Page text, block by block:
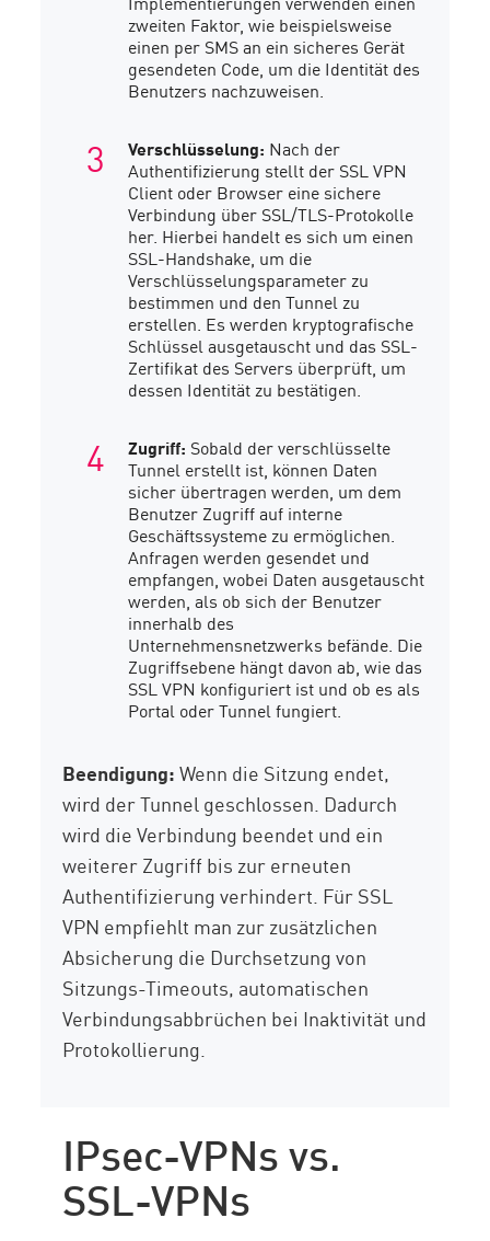
zweiten Faktor, wie beispielsweise
einen per SMS an ein sicheres Gerät
gesendeten Code, um die Identität des
Benutzers nachzuweisen.
Verschlüsselung: Nach der
Authentifizierung stellt der SSL VPN
Client oder Browser eine sichere
Verbindung über SSL/TLS-Protokolle
her. Hierbei handelt es sich um einen
SSL-Handshake, um die
Verschlüsselungsparameter zu
bestimmen und den Tunnel zu
erstellen. Es werden kryptografische
Schlüssel ausgetauscht und das SSL-
Zertifikat des Servers überprüft, um
dessen Identität zu bestätigen.
Zugriff: Sobald der verschlüsselte
Tunnel erstellt ist, können Daten
sicher übertragen werden, um dem
Benutzer Zugriff auf interne
Geschäftssysteme zu ermöglichen.
Anfragen werden gesendet und
empfangen, wobei Daten ausgetauscht
werden, als ob sich der Benutzer
innerhalb des
Unternehmensnetzwerks befände. Die
Zugriffsebene hängt davon ab, wie das
SSL VPN konfiguriert ist und ob es als
Portal oder Tunnel fungiert.
Beendigung:Wenn die Sitzung endet,
wird der Tunnel geschlossen. Dadurch
wird die Verbindung beendet und ein
weiterer Zugriff bis zur erneuten
Authentifizierung verhindert. Für SSL
VPN empfiehlt man zur zusätzlichen
Absicherung die Durchsetzung von
Sitzungs-Timeouts, automatischen
Verbindungsabbrüchen bei Inaktivität und
Protokollierung.
IPsec-VPNs vs.
SSL-VPNs